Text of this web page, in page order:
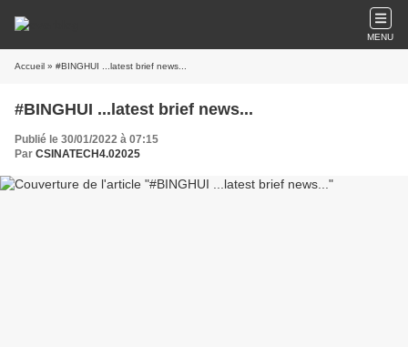
MENU
Accueil » #BINGHUI ...latest brief news...
#BINGHUI ...latest brief news...
Publié le 30/01/2022 à 07:15
Par CSINATECH4.02025